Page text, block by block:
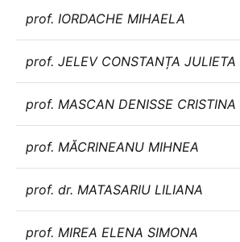
prof. IORDACHE MIHAELA
prof. JELEV CONSTANȚA JULIETA
prof. MASCAN DENISSE CRISTINA
prof. MĂCRINEANU MIHNEA
prof. dr. MATASARIU LILIANA
prof. MIREA ELENA SIMONA